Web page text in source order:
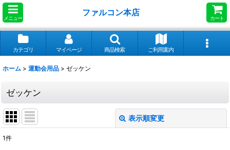
メニュー
ファルコン本店
カート
カテゴリ マイページ 商品検索 ご利用案内
ホーム > 運動会用品 > ゼッケン
ゼッケン
表示順変更
1件